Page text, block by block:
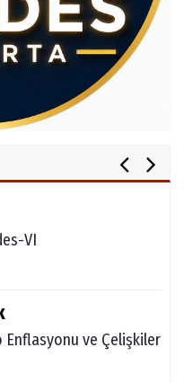
VI
Enflasyonu ve Çelişkiler